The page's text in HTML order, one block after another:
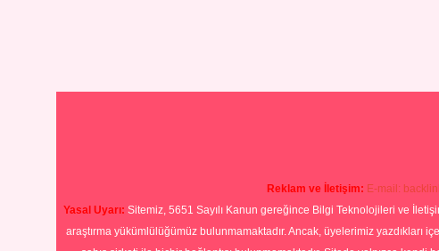
Reklam ve İletişim: E-mail:
Yasal Uyarı: Sitemiz, 5651 Sayılı Kanun gereğince Bilgi Teknolojileri ve
araştırma yükümlülüğümüz bulunmamaktadır. Ancak, üyelerimiz